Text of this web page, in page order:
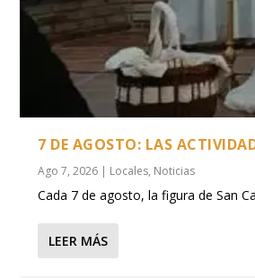
7 DE AGOSTO: LAS
Ago 7, 2026 | Locales, Noticias
Cada 7 de agosto, la figura de San
LEER MÁS